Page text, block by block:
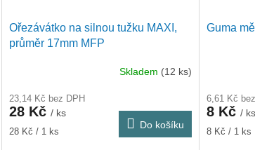
Ořezávátko na silnou tužku MAXI,
průměr 17mm MFP
Skladem (12 ks)
23,14 Kč bez DPH
28 Kč / ks
Měrná
28 Kč / 1 ks
Do košíku
Guma
6,61 Kč
8 Kč / ks
Měrná
8 Kč / 1 ks